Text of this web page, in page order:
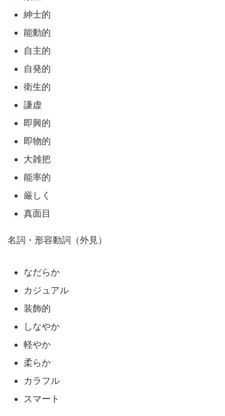
紳士的
能動的
自主的
自発的
衛生的
謙虚
即興的
即物的
大雑把
能率的
厳しく
真面目
名詞・形容動詞（外見）
なだらか
カジュアル
装飾的
しなやか
軽やか
柔らか
カラフル
スマート